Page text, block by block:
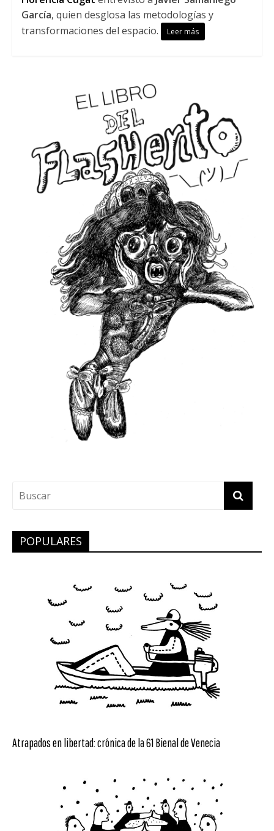
García, quien desglosa las metodologías y
transformaciones del espacio.
Leer más
POPULARES
Atrapados en libertad: crónica de la 61 Bienal de Venecia